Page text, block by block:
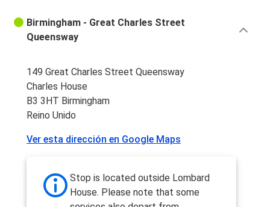
Birmingham - Great Charles Street
Queensway
149 Great Charles Street Queensway
Charles House
B3 3HT Birmingham
Reino Unido
Ver esta dirección en Google Maps
Stop is located outside Lombard
House. Please note that some